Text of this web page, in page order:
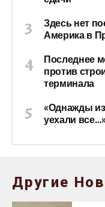
Здесь нет
Америка в
Последнее
против
терминала
«Однажды
уехали
Другие